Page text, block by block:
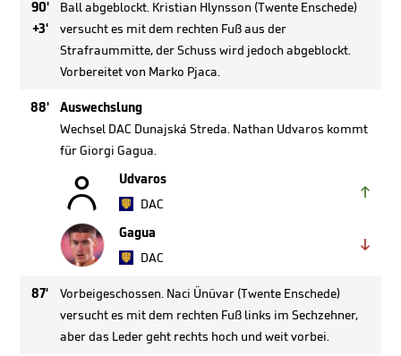
90'
+3'
Ball abgeblockt. Kristian Hlynsson (Twente Enschede)
versucht es mit dem rechten Fuß aus der
Strafraummitte, der Schuss wird jedoch abgeblockt.
Vorbereitet von Marko Pjaca.
88'
Auswechslung
Wechsel DAC Dunajská Streda. Nathan Udvaros kommt
für Giorgi Gagua.

Udvaros
DAC

Gagua
DAC

87'
Vorbeigeschossen. Naci Ünüvar (Twente Enschede)
versucht es mit dem rechten Fuß links im Sechzehner,
aber das Leder geht rechts hoch und weit vorbei.